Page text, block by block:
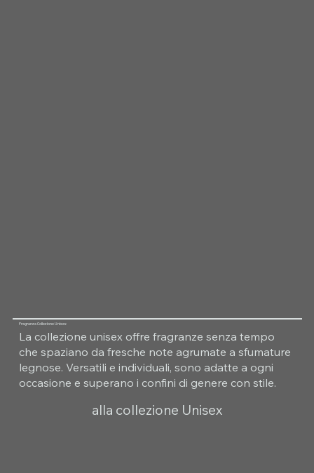
Fragranza Collezione Unisex
La collezione unisex offre fragranze senza tempo
che spaziano da fresche note agrumate a sfumature
legnose. Versatili e individuali, sono adatte a ogni
occasione e superano i confini di genere con stile.
alla collezione Unisex